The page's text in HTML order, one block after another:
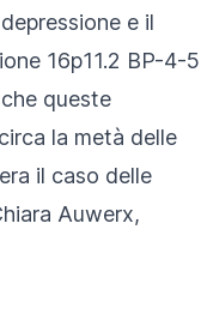
e il
16p11.2 BP-4-5
queste
la metà delle
il caso delle
Auwerx,